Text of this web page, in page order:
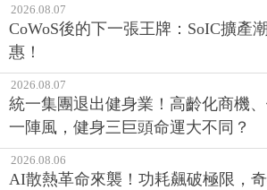
2026.08.07
CoWoS後的下一張王牌：SoIC擴產
惠！
2026.08.07
統一集團退出健身業！高齡化商機
一陣風，健身三巨頭命運大不同？
2026.08.06
AI散熱革命來襲！功耗飆破極限，